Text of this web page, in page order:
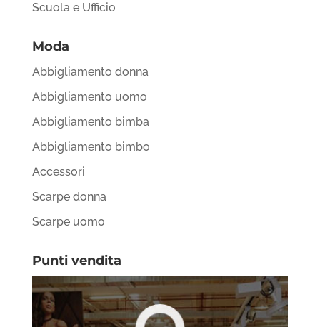
Scuola e Ufficio
Moda
Abbigliamento donna
Abbigliamento uomo
Abbigliamento bimba
Abbigliamento bimbo
Accessori
Scarpe donna
Scarpe uomo
Punti vendita